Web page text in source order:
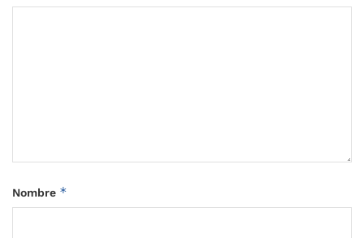
Nombre *